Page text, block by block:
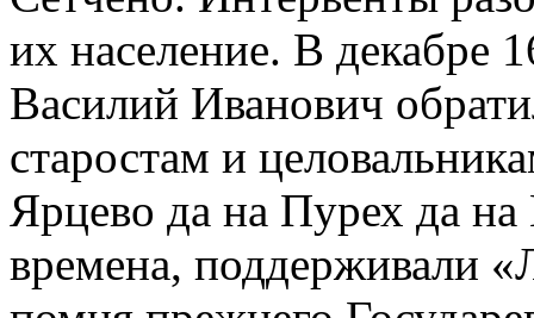
их население. В декабре
Василий Иванович
старостам и
Ярцево да на Пурех да
времена, поддерживали